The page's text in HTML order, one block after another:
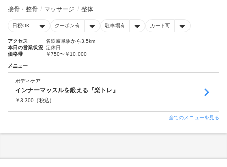
接骨・整骨 マッサージ 整体
日祝OK クーポン有 駐車場有 カード可
アクセス
名鉄岐阜駅から3.5km
本日の営業状況 定休日
価格帯
￥750〜￥10,000
メニュー
ボディケア
インナーマッスルを鍛える『楽トレ』
￥3,300 （税込）
全てのメニューを見る